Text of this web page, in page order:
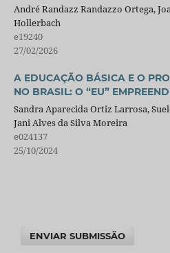
André Randazz Randazzo Ortega,
Hollerbach
e19240
27/02/2026
A EDUCAÇÃO BÁSICA E O
NO BRASIL: O “EU”
Sandra Aparecida Ortiz Larrosa,
Jani Alves da Silva Moreira
e024137
25/10/2024
ENVIAR SUBMISSÃO